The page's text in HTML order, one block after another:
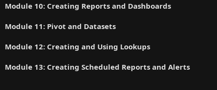
Module 10: Creating Reports and Dashboards
Module 11: Pivot and Datasets
Module 12: Creating and Using Lookups
Module 13: Creating Scheduled Reports and Alerts